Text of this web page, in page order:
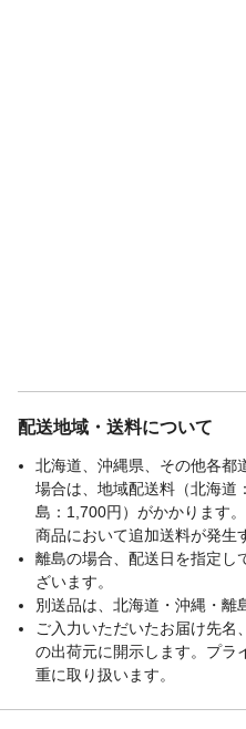
配送地域・送料について
北海道、沖縄県、その他各都
場合は、地域配送料（北海道
島：1,700円）がかかります
商品において追加送料が発生
離島の場合、配送日を指定し
ざいます。
別送品は、北海道・沖縄・離
ご入力いただいたお届け先名
の出荷元に開示します。プラ
重に取り扱います。